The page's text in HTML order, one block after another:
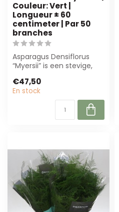
Couleur: Vert |
Longueur ± 60
centimeter | Par 50
branches
Asparagus Densiflorus
“Myersii” is een stevige,
60 cm, ge...
€47,50
En stock